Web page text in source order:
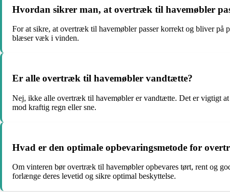
Hvordan sikrer man, at overtræk til havemøbler
For at sikre, at overtræk til havemøbler passer korrekt og bliver på
blæser væk i vinden.
Er alle overtræk til havemøbler vandtætte?
Nej, ikke alle overtræk til havemøbler er vandtætte. Det er vigtigt
mod kraftig regn eller sne.
Hvad er den optimale opbevaringsmetode for
Om vinteren bør overtræk til havemøbler opbevares tørt, rent og
forlænge deres levetid og sikre optimal beskyttelse.